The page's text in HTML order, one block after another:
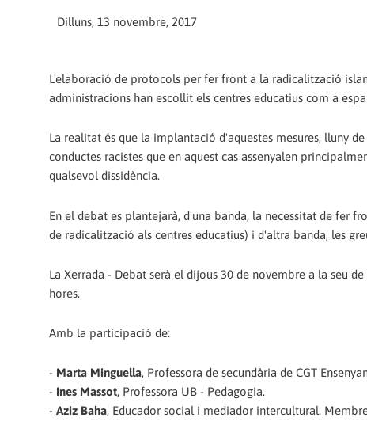
Dilluns, 13 novembre, 2017
L'elaboració de protocols per fer front a la radicalització
administracions han escollit els centres educatius com a
La realitat és que la implantació d'aquestes mesures, lluny
conductes racistes que en aquest cas assenyalen
qualsevol dissidència.
En el debat es plantejarà, d'una banda, la necessitat de fer
de radicalització als centres educatius) i d'altra banda, les
La Xerrada - Debat serà el dijous 30 de novembre a la seu
hores.
Amb la participació de:
- Marta Minguella, Professora de secundària de CGT
- Ines Massot, Professora UB - Pedagogia.
- Aziz Baha, Educador social i mediador intercultural.